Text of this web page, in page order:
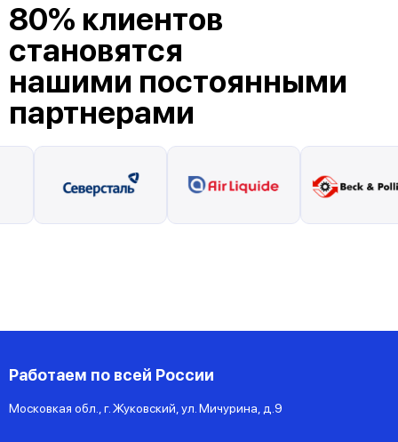
80% клиентов
становятся
нашими постоянными
партнерами
Работаем по всей России
Московкая обл., г. Жуковский, ул. Мичурина, д.9